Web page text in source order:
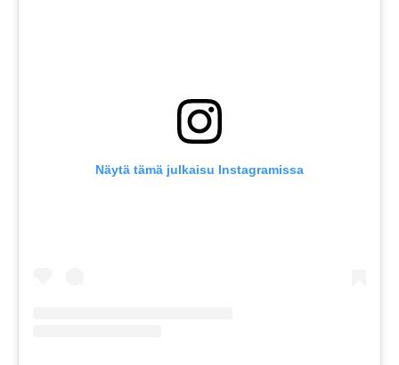
Näytä tämä julkaisu Instagramissa